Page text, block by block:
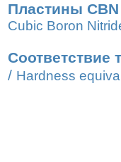
Пластины
Cubic Boron
Соответствие
/ Hardness